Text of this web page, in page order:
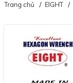
Trang chủ EIGHT